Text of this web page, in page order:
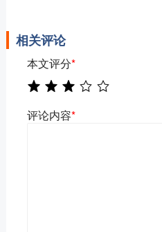
相关评论
本文评分*
评论内容*